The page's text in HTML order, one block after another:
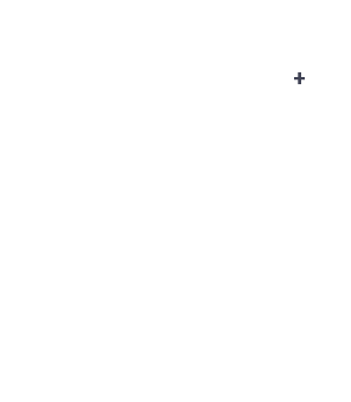
+